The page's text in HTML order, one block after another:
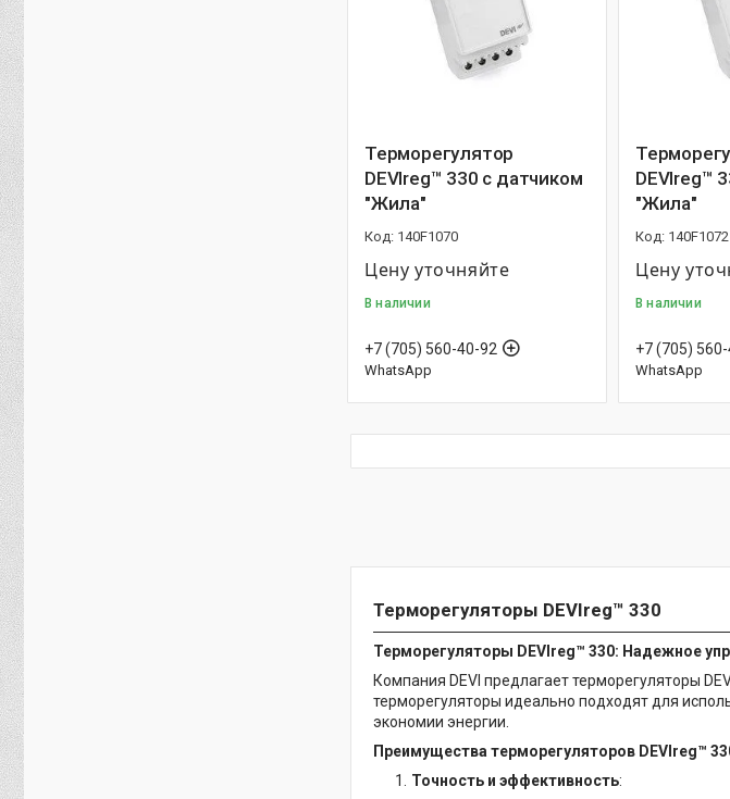
Терморегулятор
DEVIreg™ 330 с датчиком
"Жила"
140F1070
Цену уточняйте
В наличии
+7 (705) 560-40-92
WhatsApp
DEVIreg™
"Жила"
140F1072
Цену
В наличии
+7 (705)
WhatsApp
Терморегуляторы DEVIreg™ 330
Терморегуляторы DEVIreg™ 330: Надежное
Компания DEVI предлагает терморегуляторы
терморегуляторы идеально подходят для
экономии энергии.
Преимущества терморегуляторов DEVIreg™
Точность и эффективность: